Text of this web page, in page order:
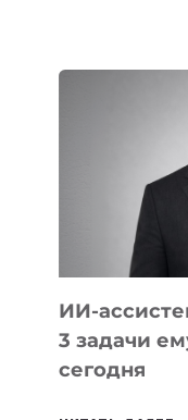
НА
ИИ
ИИ-
3 задачи
сегодня